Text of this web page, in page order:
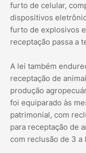
furto de celular,
dispositivos
furto de explosivos
receptação passa a
A lei também
receptação de
produção
foi equiparado às
patrimonial, com
para receptação de
com reclusão de 3 a